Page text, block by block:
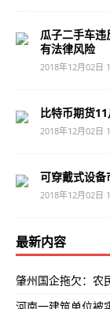
瓜子二手车
有法律风险
2018年12月02日
比特币期货
2018年12月02日
可穿戴式设备
2018年12月02日
最新内容
肇州国企拖欠：农